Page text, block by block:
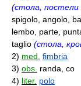
(стола, постели
spigolo, angolo,
lembo, parte,
taglio (стола,
2) med. fimbria
3) obs. randa, co
4) liter. polo